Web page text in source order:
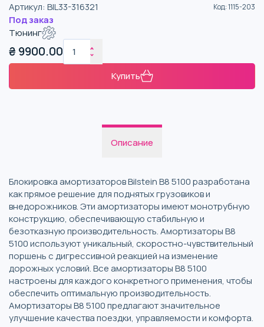
Артикул: BIL33-316321 Код:1115-203
Под заказ
Тюнинг
₴ 9900.00
Купить
Описание
Блокировка амортизаторов Bilstein B8 5100 разработана
как прямое решение для поднятых грузовиков и
внедорожников. Эти амортизаторы имеют монотрубную
конструкцию, обеспечивающую стабильную и
безотказную производительность. Амортизаторы B8
5100 используют уникальный, скоростно-чувствительный
поршень с дигрессивной реакцией на изменение
дорожных условий. Все амортизаторы B8 5100
настроены для каждого конкретного применения, чтобы
обеспечить оптимальную производительность.
Амортизаторы B8 5100 предлагают значительное
улучшение качества поездки, управляемости и комфорта.